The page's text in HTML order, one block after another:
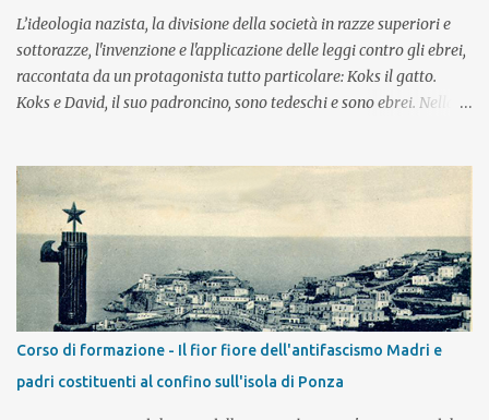
cosa si deve ...
L’ideologia nazista, la divisione della società in razze superiori e
sottorazze, l'invenzione e l'applicazione delle leggi contro gli ebrei,
raccontata da un protagonista tutto particolare: Koks il gatto.
Koks e David, il suo padroncino, sono tedeschi e sono ebrei. Nella
giorno e portano le famiglie che se lo possono permettere a
emigrare, lasciando la Germania, la propria casa, la propria
patria. Adatto alla V classe della scuola primaria Un incontro da
90'/120', a cui può seguire uno o più incontri di approfondimento €
5,00 a studente (minimo 75 €, massimo 25 studenti) L'incontro
può essere fatto in classe, presso il Museo Ebraico di Bologna o su
piattaforme per la didattica a distanza. Sono a disposizione dei
proposti. Per inform...
Corso di formazione - Il fior fiore dell'antifascismo Madri e
padri costituenti al confino sull'isola di Ponza